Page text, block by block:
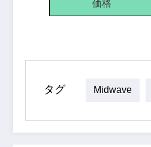
価格
タグ Midwave